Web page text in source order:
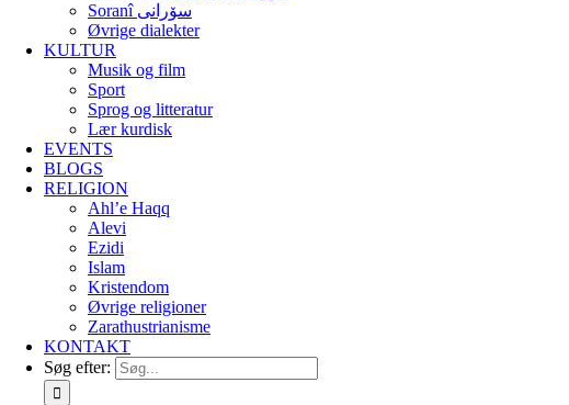
Soranî سۆرانی
Øvrige dialekter
KULTUR
Musik og film
Sport
Sprog og litteratur
Lær kurdisk
EVENTS
BLOGS
RELIGION
Ahl’e Haqq
Alevi
Ezidi
Islam
Kristendom
Øvrige religioner
Zarathustrianisme
KONTAKT
Søg efter: